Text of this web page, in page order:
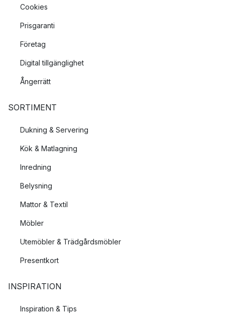
Cookies
Prisgaranti
Företag
Digital tillgänglighet
Ångerrätt
SORTIMENT
Dukning & Servering
Kök & Matlagning
Inredning
Belysning
Mattor & Textil
Möbler
Utemöbler & Trädgårdsmöbler
Presentkort
INSPIRATION
Inspiration & Tips